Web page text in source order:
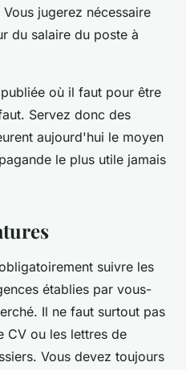
jugerez nécessaire
du salaire du poste à
où il faut pour être
Servez donc des
aujourd'hui le moyen
le plus utile jamais
suivre les
établies par vous-
Il ne faut surtout pas
CV ou les lettres de
Vous devez toujours